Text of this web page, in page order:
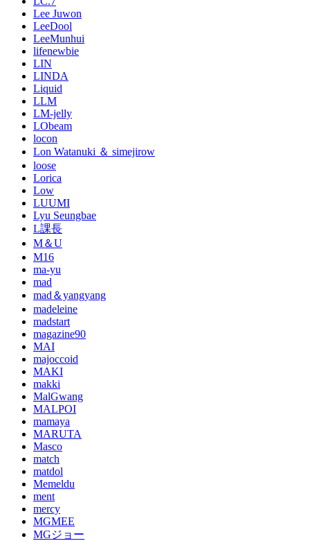
Lee Juwon
LeeDool
LeeMunhui
lifenewbie
LIN
LINDA
Liquid
LLM
LM-jelly
LObeam
locon
Lon Watanuki ＆ simejirow
loose
Lorica
Low
LUUMI
Lyu Seungbae
L課長
M＆U
M16
ma-yu
mad
mad＆yangyang
madeleine
madstart
magazine90
MAI
majoccoid
MAKI
makki
MalGwang
MALPOI
mamaya
MARUTA
Masco
match
matdol
Memeldu
ment
mercy
MGMEE
MGジョー